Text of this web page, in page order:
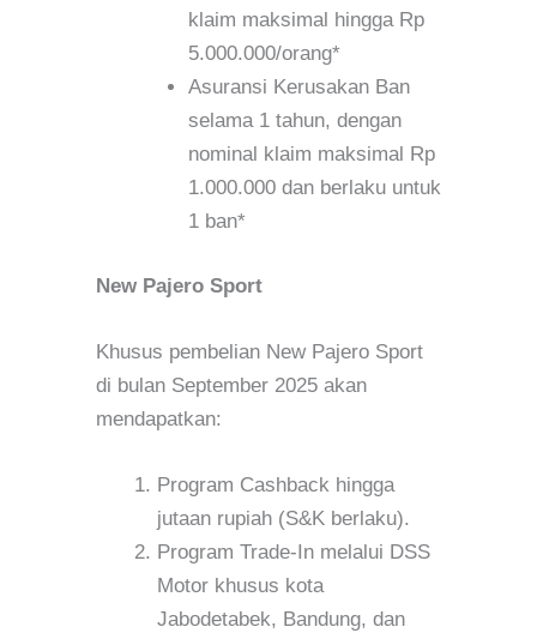
klaim maksimal hingga Rp
5.000.000/orang*
Asuransi Kerusakan Ban
selama 1 tahun, dengan
nominal klaim maksimal Rp
1.000.000 dan berlaku untuk
1 ban*
New Pajero Sport
Khusus pembelian New Pajero Sport
di bulan September 2025 akan
mendapatkan:
Program Cashback hingga
jutaan rupiah (S&K berlaku).
Program Trade-In melalui DSS
Motor khusus kota
Jabodetabek, Bandung, dan